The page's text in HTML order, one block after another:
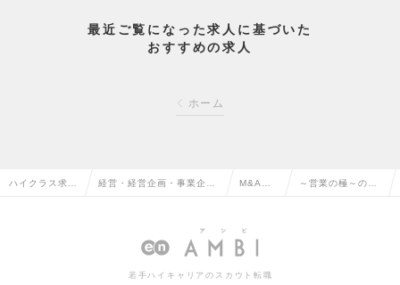
最近ご覧になった求人に基づいた
おすすめの求人
ホーム
ハイクラス求人 経営・経営企画・事業企画 M&Aの ～営業の極～の求
若手ハイキャリアのスカウト転職